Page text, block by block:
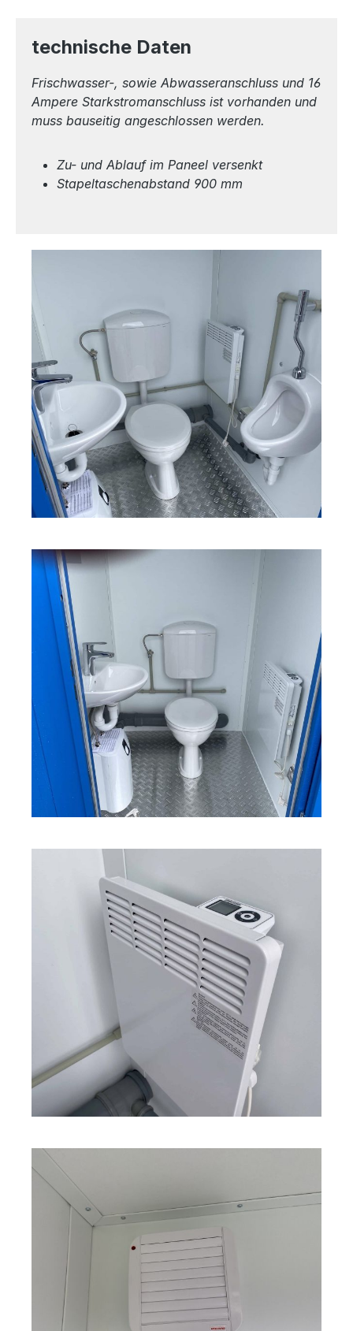
technische Daten
Frischwasser-, sowie Abwasseranschluss und 16
Ampere Starkstromanschluss ist vorhanden und
muss bauseitig angeschlossen werden.
Zu- und Ablauf im Paneel versenkt
Stapeltaschenabstand 900 mm